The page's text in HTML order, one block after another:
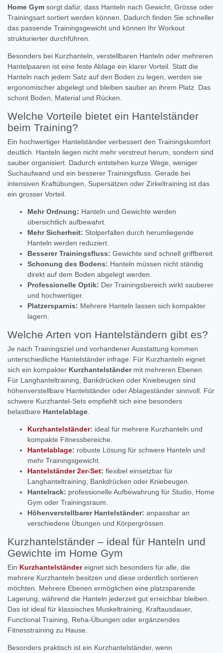
Home Gym sorgt dafür, dass Hanteln nach Gewicht, Grösse oder
Trainingsart sortiert werden können. Dadurch finden Sie schneller
das passende Trainingsgewicht und können Ihr Workout
strukturierter durchführen.
Besonders bei Kurzhanteln, verstellbaren Hanteln oder mehreren
Hantelpaaren ist eine feste Ablage ein klarer Vorteil. Statt die
Hanteln nach jedem Satz auf den Boden zu legen, werden sie
ergonomischer abgelegt und bleiben sauber an ihrem Platz. Das
schont Boden, Material und Rücken.
Welche Vorteile bietet ein Hantelständer
beim Training?
Ein hochwertiger Hantelständer verbessert den Trainingskomfort
deutlich. Hanteln liegen nicht mehr verstreut herum, sondern sind
sauber organisiert. Dadurch entstehen kurze Wege, weniger
Suchaufwand und ein besserer Trainingsfluss. Gerade bei
intensiven Kraftübungen, Supersätzen oder Zirkeltraining ist das
ein grosser Vorteil.
Mehr Ordnung: Hanteln und Gewichte werden
übersichtlich aufbewahrt.
Mehr Sicherheit: Stolperfallen durch herumliegende
Hanteln werden reduziert.
Besserer Trainingsfluss: Gewichte sind schnell griffbereit.
Schonung des Bodens: Hanteln müssen nicht ständig
direkt auf dem Boden abgelegt werden.
Professionelle Optik: Der Trainingsbereich wirkt sauberer
und hochwertiger.
Platzersparnis: Mehrere Hanteln lassen sich kompakter
lagern.
Welche Arten von Hantelständern gibt es?
Je nach Trainingsziel und vorhandener Ausstattung kommen
unterschiedliche Hantelständer infrage. Für Kurzhanteln eignet
sich ein kompakter Kurzhantelständermit mehreren Ebenen.
Für Langhanteltraining, Bankdrücken oder Kniebeugen sind
höhenverstellbare Hantelständer oder Ablageständer sinnvoll. Für
schwere Kurzhantel-Sets empfiehlt sich eine besonders
belastbare Hantelablage
Kurzhantelständer: ideal für mehrere Kurzhanteln und
kompakte Fitnessbereiche.
Hantelablage: robuste Lösung für schwere Hanteln und
mehr Trainingsgewicht.
Hantelständer 2er-Set: flexibel einsetzbar für
Langhanteltraining, Bankdrücken oder Kniebeugen.
Hantelrack: professionelle Aufbewahrung für Studio, Home
Gym oder Trainingsraum.
Höhenverstellbarer Hantelständer: anpassbar an
verschiedene Übungen und Körpergrössen.
Kurzhantelständer – ideal für Hanteln und
Gewichte im Home Gym
Ein Kurzhantelständereignet sich besonders für alle, die
mehrere Kurzhanteln besitzen und diese ordentlich sortieren
möchten. Mehrere Ebenen ermöglichen eine platzsparende
Lagerung, während die Hanteln jederzeit gut erreichbar bleiben.
Das ist ideal für klassisches Muskeltraining, Kraftausdauer,
Functional Training, Reha-Übungen oder ergänzendes
Fitnesstraining zu Hause.
Besonders praktisch ist ein Kurzhantelständer, wenn